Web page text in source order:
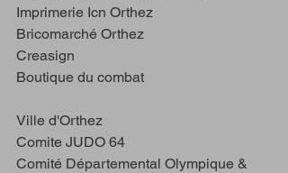
Imprimerie Icn Orthez
Bricomarché Orthez
Creasign
Boutique du combat
Ville d'Orthez
Comite JUDO 64
Comité Départemental Olympique &